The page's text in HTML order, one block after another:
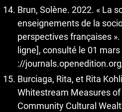
Brun, Solène. 2022. « La
enseignements de la
perspectives françaises
ligne], consulté le 01
://
Burciaga, Rita, et Rita
Whitestream Measures of
Community Cultural